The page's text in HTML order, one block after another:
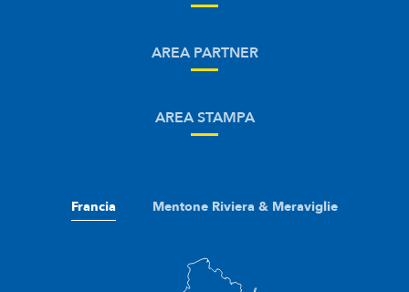
AREA PARTNER
AREA STAMPA
Francia Mentone Riviera & Meraviglie